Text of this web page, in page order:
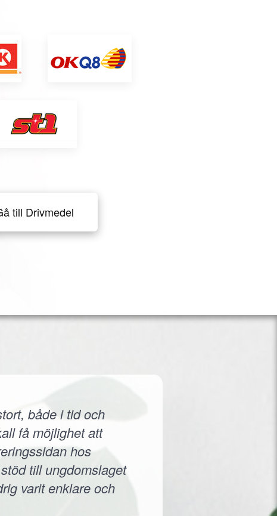
till Drivmedel
både i tid och
få möjlighet att
hos
till ungdomslaget
varit enklare och